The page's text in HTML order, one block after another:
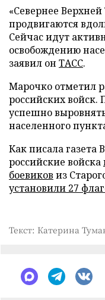
«Севернее
продвигаются
Сейчас идут
освобождению
заявил он ТАСС.
Марочко отметил
российских войск.
успешно
населенного
Как писала
российские войска
боевиков из
установили 27
Текст: Катерина